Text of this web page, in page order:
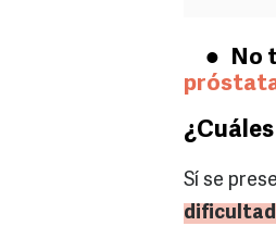
No
Sí se
dificultad